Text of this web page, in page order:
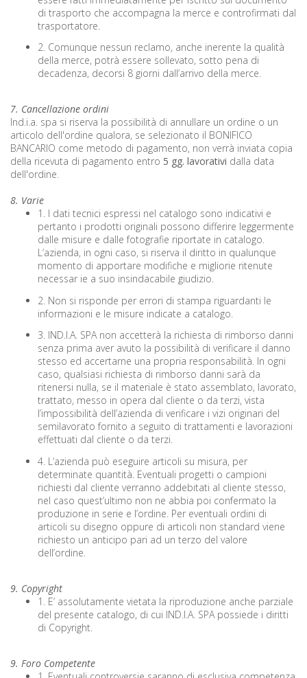
di trasporto che accompagna la merce e controfirmati dal
trasportatore.
2. Comunque nessun reclamo, anche inerente la qualità
della merce, potrà essere sollevato, sotto pena di
decadenza, decorsi 8 giorni dall’arrivo della merce.
7. Cancellazione ordini
Ind.i.a. spa si riserva la possibilità di annullare un ordine o un
articolo dell'ordine qualora, se selezionato il BONIFICO
BANCARIO come metodo di pagamento, non verrà inviata copia
della ricevuta di pagamento entro 5 gg. lavorativi dalla data
dell'ordine.
8. Varie
1. I dati tecnici espressi nel catalogo sono indicativi e
pertanto i prodotti originali possono differire leggermente
dalle misure e dalle fotografie riportate in catalogo.
L’azienda, in ogni caso, si riserva il diritto in qualunque
momento di apportare modifiche e migliorie ritenute
necessar ie a suo insindacabile giudizio.
2. Non si risponde per errori di stampa riguardanti le
informazioni e le misure indicate a catalogo.
3. IND.I.A. SPA non accetterà la richiesta di rimborso danni
senza prima aver avuto la possibilità di verificare il danno
stesso ed accertarne una propria responsabilità. In ogni
caso, qualsiasi richiesta di rimborso danni sarà da
ritenersi nulla, se il materiale è stato assemblato, lavorato,
trattato, messo in opera dal cliente o da terzi, vista
l’impossibilità dell’azienda di verificare i vizi originari del
semilavorato fornito a seguito di trattamenti e lavorazioni
effettuati dal cliente o da terzi.
4. L’azienda può eseguire articoli su misura, per
determinate quantità. Eventuali progetti o campioni
richiesti dal cliente verranno addebitati al cliente stesso,
nel caso quest’ultimo non ne abbia poi confermato la
produzione in serie e l’ordine. Per eventuali ordini di
articoli su disegno oppure di articoli non standard viene
richiesto un anticipo pari ad un terzo del valore
dell’ordine.
9. Copyright
1. E’ assolutamente vietata la riproduzione anche parziale
del presente catalogo, di cui IND.I.A. SPA possiede i diritti
di Copyright.
9. Foro Competente